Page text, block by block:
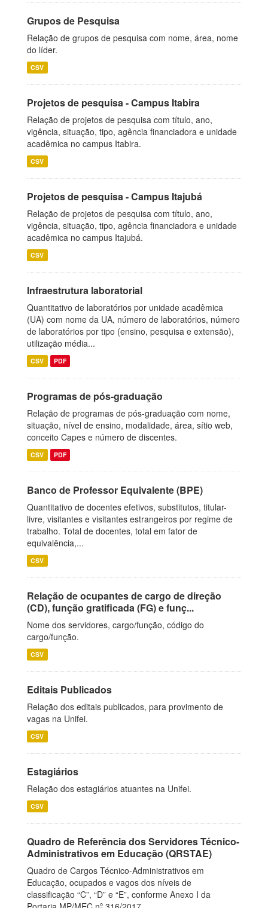
Grupos de Pesquisa
Relação de grupos de pesquisa com nome, área, nome
do líder.
CSV
Projetos de pesquisa - Campus Itabira
Relação de projetos de pesquisa com título, ano,
vigência, situação, tipo, agência financiadora e unidade
acadêmica no campus Itabira.
CSV
Projetos de pesquisa - Campus Itajubá
Relação de projetos de pesquisa com título, ano,
vigência, situação, tipo, agência financiadora e unidade
acadêmica no campus Itajubá.
CSV
Infraestrutura laboratorial
Quantitativo de laboratórios por unidade acadêmica
(UA) com nome da UA, número de laboratórios, número
de laboratórios por tipo (ensino, pesquisa e extensão),
utilização média...
CSV PDF
Programas de pós-graduação
Relação de programas de pós-graduação com nome,
situação, nível de ensino, modalidade, área, sítio web,
conceito Capes e número de discentes.
CSV PDF
Banco de Professor Equivalente (BPE)
Quantitativo de docentes efetivos, substitutos, titular-
livre, visitantes e visitantes estrangeiros por regime de
trabalho. Total de docentes, total em fator de
equivalência,...
CSV
Relação de ocupantes de cargo de direção
(CD), função gratificada (FG) e funç...
Nome dos servidores, cargo/função, código do
cargo/função.
CSV
Editais Publicados
Relação dos editais publicados, para provimento de
vagas na Unifei.
CSV
Estagiários
Relação dos estagiários atuantes na Unifei.
CSV
Quadro de Referência dos Servidores Técnico-
Administrativos em Educação (QRSTAE)
Quadro de Cargos Técnico-Administrativos em
Educação, ocupados e vagos dos níveis de
classificação “C”, “D” e “E”, conforme Anexo I da